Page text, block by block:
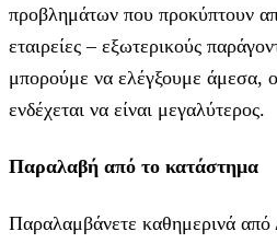
προβλημάτων που προκύπτουν
εταιρείες – εξωτερικούς
μπορούμε να ελέγξουμε άμεσα,
ενδέχεται να είναι μεγαλύτερος.
Παραλαβή από το κατάστημα
Παραλαμβάνετε καθημερινά